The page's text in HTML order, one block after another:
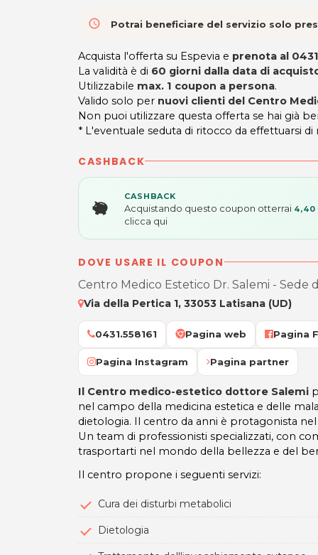
access_time Potrai beneficiare del servizio solo
Acquista l'offerta su Espevia e prenota al
La validità è di 60 giorni dalla data di
Utilizzabile max. 1 coupon a persona.
Valido solo per nuovi clienti del Centro
Non puoi utilizzare questa offerta se hai già
* L'eventuale seduta di ritocco da effettuarsi
CASHBACK
CASHBACK
Acquistando questo coupon otterrai 4,40
clicca qui
DOVE USARE IL COUPON
Centro Medico Estetico Dr. Salemi - Sede
Via della Pertica 1, 33053 Latisana (UD)
0431.558161 Pagina web Pagina
Pagina Instagram Pagina partner
Il Centro medico-estetico dottore Salemi
nel campo della medicina estetica e delle
dietologia. Il centro da anni è protagonista nel
Un team di professionisti specializzati, con
trasportarti nel mondo della bellezza e del
Il centro propone i seguenti servizi:
Cura dei disturbi metabolici
Dietologia